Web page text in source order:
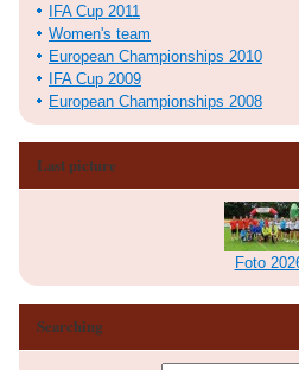
IFA Cup 2011
Women's team
European Championships 2010
IFA Cup 2009
European Championships 2008
Last picture
Foto
Searching